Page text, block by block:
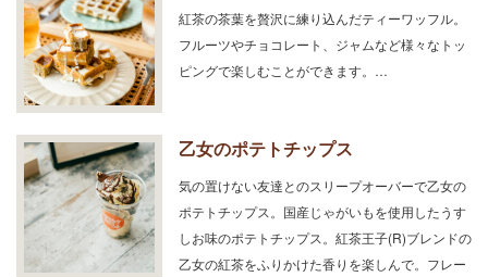
紅茶の茶葉を贅沢に練り込んだティーワッフル。
フルーツやチョコレート、ジャムなど様々なトッ
ピングで楽しむことができます。…
乙女のポテトチップス
気の置けない友達とのスリープオーバーで乙女の
ポテトチップス。国産じゃがいもを使用したうす
しお味のポテトチップス。紅茶王子(R)ブレンドの
乙女の紅茶をふりかけた香りを楽しんで。フレー